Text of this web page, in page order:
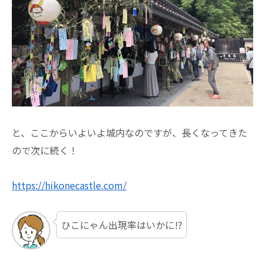
と、ここからいよいよ城内なのですが、長くなってきた
ので次に続く！
https://hikonecastle.com/
ひこにゃん出現率はいかに!?